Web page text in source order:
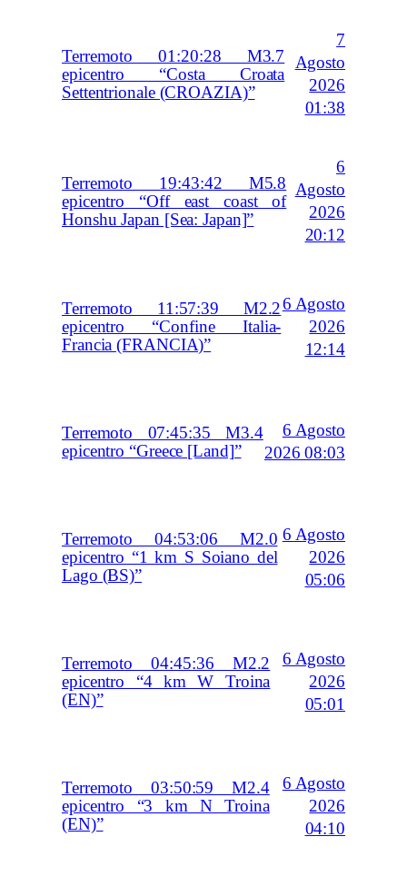
Terremoto 01:20:28 M3.7
epicentro “Costa Croata
Settentrionale (CROAZIA)”
7
Agosto
2026
01:38
Terremoto 19:43:42 M5.8
epicentro “Off east coast of
Honshu Japan [Sea: Japan]”
6
Agosto
2026
20:12
Terremoto 11:57:39 M2.2
epicentro “Confine Italia-
Francia (FRANCIA)”
6 Agosto
2026
12:14
Terremoto 07:45:35 M3.4
epicentro “Greece [Land]”
6 Agosto
2026 08:03
Terremoto 04:53:06 M2.0
epicentro “1 km S Soiano del
Lago (BS)”
6 Agosto
2026
05:06
Terremoto 04:45:36 M2.2
epicentro “4 km W Troina
(EN)”
6 Agosto
2026
05:01
Terremoto 03:50:59 M2.4
epicentro “3 km N Troina
(EN)”
6 Agosto
2026
04:10